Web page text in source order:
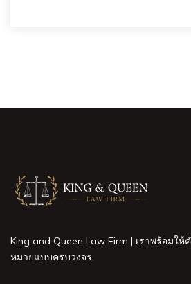
King and Queen Law Firm | เราพร้อมให้
หมายแบบครบวงจร